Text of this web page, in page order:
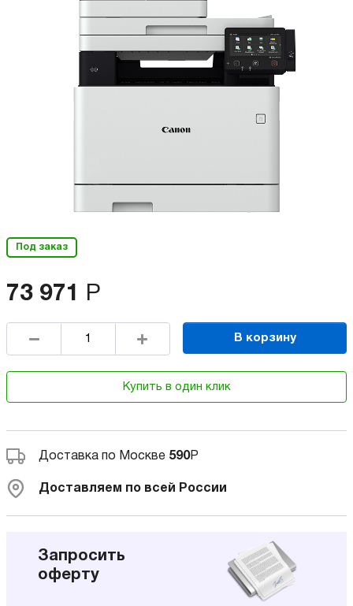
Под заказ
73 971 Р
В корзину
Купить в один клик
Доставка по Москве 590Р
Доставляем по всей России
Запросить
оферту